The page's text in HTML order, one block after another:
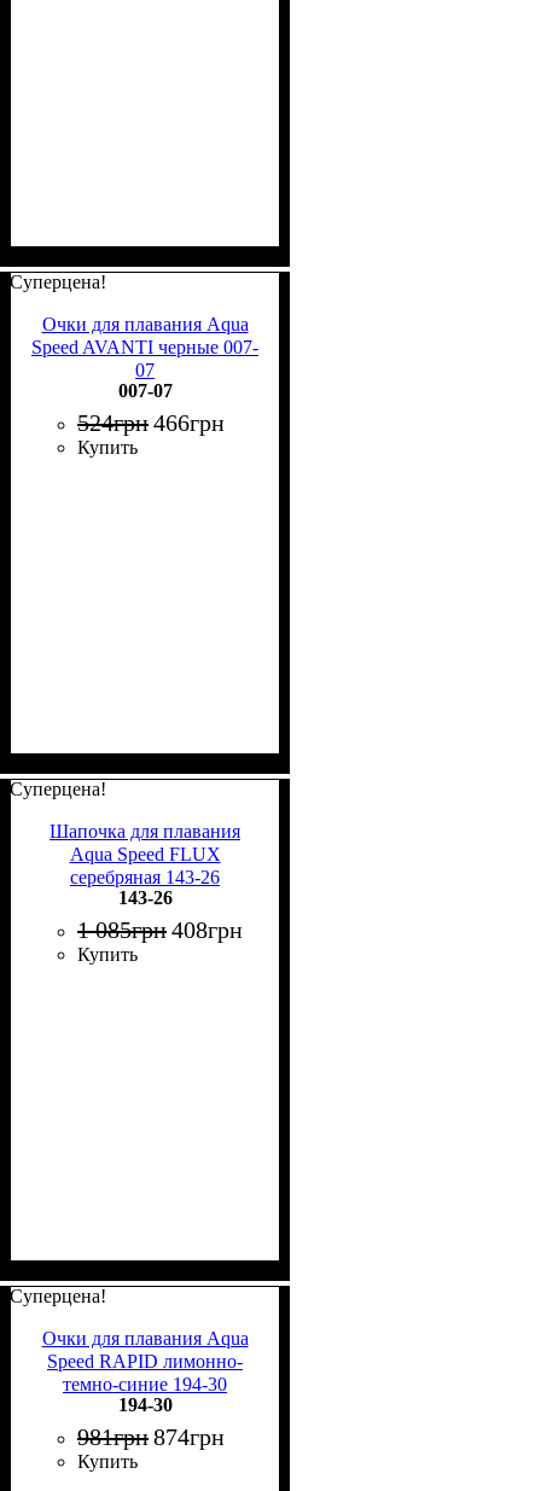
Суперцена!
Очки для плавания Aqua
Speed AVANTI черные 007-
07
007-07
524грн466грн
Купить
Суперцена!
Шапочка для плавания
Aqua Speed FLUX
серебряная 143-26
143-26
1 085грн408грн
Купить
Суперцена!
Очки для плавания Aqua
Speed RAPID лимонно-
темно-синие 194-30
194-30
981грн874грн
Купить